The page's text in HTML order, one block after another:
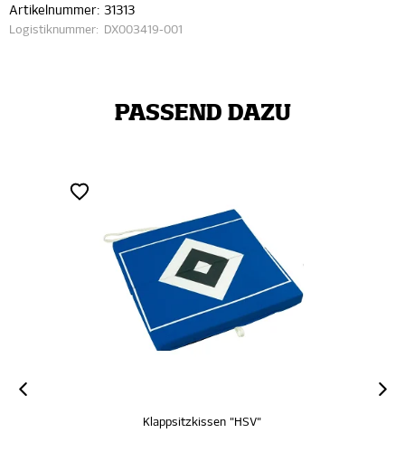
Artikelnummer: 31313
Logistiknummer: DX003419-001
PASSEND DAZU
Klappsitzkissen "HSV"